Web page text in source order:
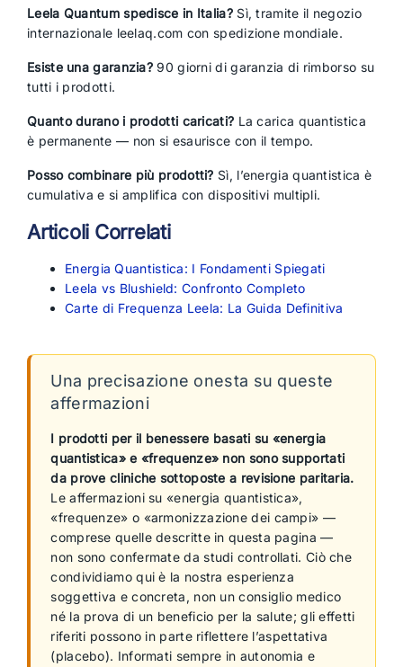
Leela Quantum spedisce in Italia?Sì, tramite il negozio
internazionale leelaq.com con spedizione mondiale.
Esiste una garanzia? 90 giorni di garanzia di rimborso su
tutti i prodotti.
Quanto durano i prodotti caricati? La carica quantistica
è permanente — non si esaurisce con il tempo.
Posso combinare più prodotti? Sì, l’energia quantistica è
cumulativa e si amplifica con dispositivi multipli.
Articoli Correlati
Energia Quantistica: I Fondamenti Spiegati
Leela vs Blushield: Confronto Completo
Carte di Frequenza Leela: La Guida Definitiva
Una precisazione onesta su queste
affermazioni
I prodotti per il benessere basati su «energia
quantistica» e «frequenze» non sono supportati
da prove cliniche sottoposte a revisione paritaria.
Le affermazioni su «energia quantistica»,
«frequenze» o «armonizzazione dei campi» —
comprese quelle descritte in questa pagina —
non sono confermate da studi controllati. Ciò che
condividiamo qui è la nostra esperienza
soggettiva e concreta, non un consiglio medico
né la prova di un beneficio per la salute; gli effetti
riferiti possono in parte riflettere l’aspettativa
(placebo). Informati sempre in autonomia e